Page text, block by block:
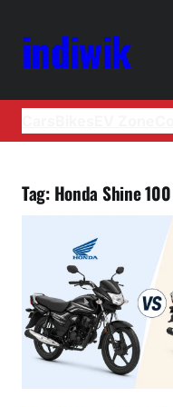
indiwik
Tag: Honda Shine 100